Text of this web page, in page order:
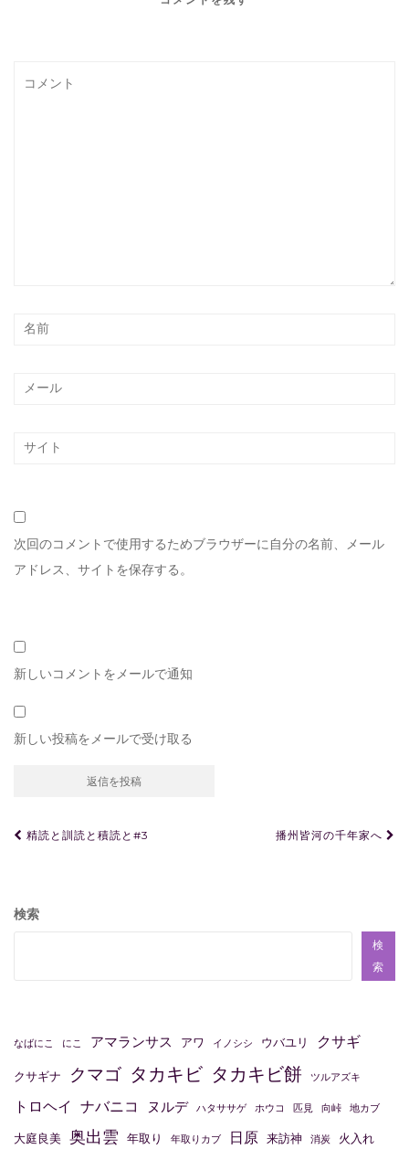
次回のコメントで使用するためブラウザーに自分の名前、メール
アドレス、サイトを保存する。
新しいコメントをメールで通知
新しい投稿をメールで受け取る
投
ビ
ン
精読と訓読と積読と#3 播州皆河の千年家へ
検索
検
索
なばにこ にこ アマランサス アワ イノシシ ウバユリ クサギ
クサギナ クマゴ タカキビ タカキビ餅 ツルアズキ
トロヘイ ナバニコ ヌルデ ハタササゲ ホウコ 匹見 向峠 地カブ
大庭良美 奥出雲 年取り 年取りカブ 日原 来訪神 消炭 火入れ